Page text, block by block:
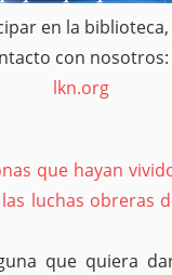
en la
con nosotros:
lkn.org
que hayan
luchas obreras
que quiera